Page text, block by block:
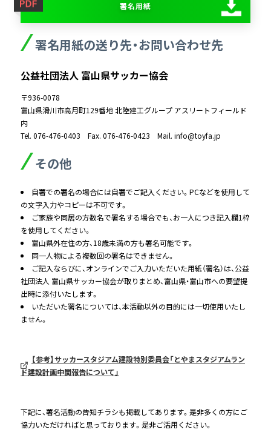
署名用紙
署名用紙の送り先・お問い合わせ先
公益社団法人 富山県サッカー協会
〒936-0078
富山県滑川市高月町129番地 北陸建工グループ アスリートフィールド
内
Tel. 076-476-0403 Fax. 076-476-0423 Mail. info@toyfa.jp
その他
自署での署名の場合には自署でご記入ください。PCなどを使用して
の文字入力やコピーは不可です。
ご家族や同居の方数名で署名する場合でも、お一人につき記入欄1枠
を使用してください。
富山県外在住の方、18歳未満の方も署名可能です。
同一人物による複数回の署名はできません。
ご記入ならびに、オンラインでご入力いただいた用紙（署名）は、公益
社団法人 富山県サッカー協会が取りまとめ、富山県・富山市への要望提
出時に添付いたします。
いただいた署名については、本活動以外の目的には一切使用いたし
ません。
【参考】サッカースタジアム建設特別委員会「とやまスタジアムラン
ド建設計画中間報告について」
下記に、署名活動の告知チラシも掲載してあります。是非多くの方にご
協力いただければと思っております。是非ご活用ください。